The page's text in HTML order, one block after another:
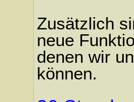
Zusätzlich
neue
denen wir
können.